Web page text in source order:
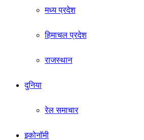
मध्य प्रदेश
हिमाचल प्रदेश
राजस्थान
दुनिया
रेल समाचार
इकोनॉमी